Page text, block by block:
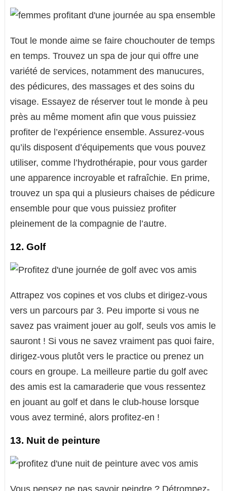
Tout le monde aime se faire chouchouter de temps
en temps. Trouvez un spa de jour qui offre une
variété de services, notamment des manucures,
des pédicures, des massages et des soins du
visage. Essayez de réserver tout le monde à peu
près au même moment afin que vous puissiez
profiter de l’expérience ensemble. Assurez-vous
qu’ils disposent d’équipements que vous pouvez
utiliser, comme l’hydrothérapie, pour vous garder
une apparence incroyable et rafraîchie. En prime,
trouvez un spa qui a plusieurs chaises de pédicure
ensemble pour que vous puissiez profiter
pleinement de la compagnie de l’autre.
12. Golf
Attrapez vos copines et vos clubs et dirigez-vous
vers un parcours par 3. Peu importe si vous ne
savez pas vraiment jouer au golf, seuls vos amis le
sauront ! Si vous ne savez vraiment pas quoi faire,
dirigez-vous plutôt vers le practice ou prenez un
cours en groupe. La meilleure partie du golf avec
des amis est la camaraderie que vous ressentez
en jouant au golf et dans le club-house lorsque
vous avez terminé, alors profitez-en !
13. Nuit de peinture
Vous pensez ne pas savoir peindre ? Détrompez-